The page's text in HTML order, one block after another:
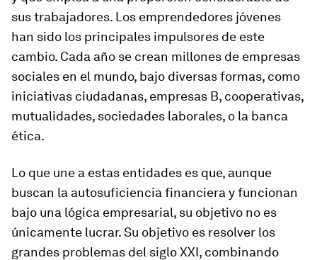
sus trabajadores. Los emprendedores jóvenes
han sido los principales impulsores de este
cambio. Cada año se crean millones de empresas
sociales en el mundo, bajo diversas formas, como
iniciativas ciudadanas, empresas B, cooperativas,
mutualidades, sociedades laborales, o la banca
ética.
Lo que une a estas entidades es que, aunque
buscan la autosuficiencia financiera y funcionan
bajo una lógica empresarial, su objetivo no es
únicamente lucrar. Su objetivo es resolver los
grandes problemas del siglo XXI, combinando